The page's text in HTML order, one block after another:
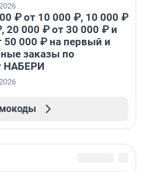
₽ от 10 000 ₽, 10 000 ₽
20 000 ₽ от 30 000 ₽ и
50 000 ₽ на первый и
заказы по
НАБЕРИ